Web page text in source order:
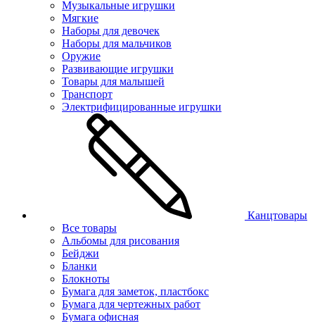
Музыкальные игрушки
Мягкие
Наборы для девочек
Наборы для мальчиков
Оружие
Развивающие игрушки
Товары для малышей
Транспорт
Электрифицированные игрушки
Канцтовары
Все товары
Альбомы для рисования
Бейджи
Бланки
Блокноты
Бумага для заметок, пластбокс
Бумага для чертежных работ
Бумага офисная